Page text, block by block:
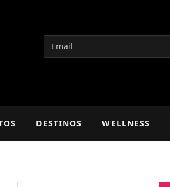
DESTINOS WELLNESS